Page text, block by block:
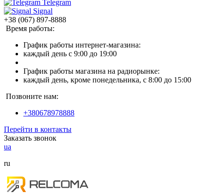
Telegram
Signal
+38 (067) 897-8888
Время работы:
График работы интернет-магазина:
каждый день с 9:00 до 19:00
График работы магазина на радиорынке:
каждый день, кроме понедельника, с 8:00 до 15:00
Позвоните нам:
+380678978888
Перейти в контакты
Заказать звонок
ua
ru